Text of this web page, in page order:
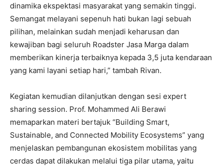
dinamika ekspektasi masyarakat yang semakin tinggi.
Semangat melayani sepenuh hati bukan lagi sebuah
pilihan, melainkan sudah menjadi keharusan dan
kewajiban bagi seluruh Roadster Jasa Marga dalam
memberikan kinerja terbaiknya kepada 3,5 juta kendaraan
yang kami layani setiap hari,” tambah Rivan.
Kegiatan kemudian dilanjutkan dengan sesi expert
sharing session. Prof. Mohammed Ali Berawi
memaparkan materi bertajuk “Building Smart,
Sustainable, and Connected Mobility Ecosystems” yang
menjelaskan pembangunan ekosistem mobilitas yang
cerdas dapat dilakukan melalui tiga pilar utama, yaitu